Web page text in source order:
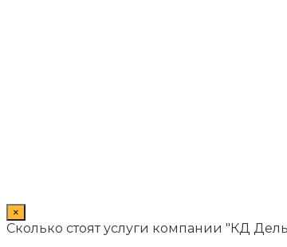
×
Сколько стоят услуги компании "КД